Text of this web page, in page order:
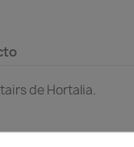
de Hortalia.